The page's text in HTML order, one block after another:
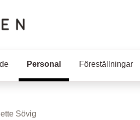
Personal (Aktuell sida)
Föreställningar
Sövig